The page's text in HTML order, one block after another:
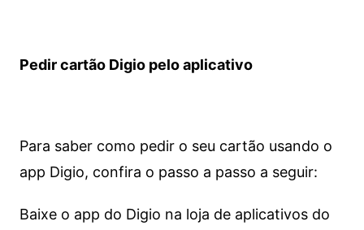
Pedir cartão Digio pelo aplicativo
Para saber como pedir o seu cartão usando o
app Digio, confira o passo a passo a seguir:
Baixe o app do Digio na loja de aplicativos do